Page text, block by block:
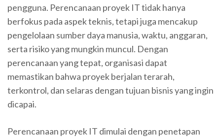
pengguna. Perencanaan proyek IT tidak hanya
berfokus pada aspek teknis, tetapi juga mencakup
pengelolaan sumber daya manusia, waktu, anggaran,
serta risiko yang mungkin muncul. Dengan
perencanaan yang tepat, organisasi dapat
memastikan bahwa proyek berjalan terarah,
terkontrol, dan selaras dengan tujuan bisnis yang ingin
dicapai.
Perencanaan proyek IT dimulai dengan penetapan